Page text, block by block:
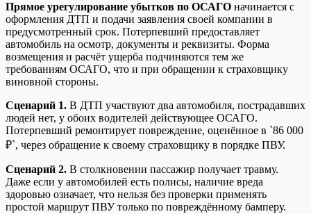
Прямое урегулирование убытков по ОСАГО начинается с
оформления ДТП и подачи заявления своей компании в
предусмотренный срок. Потерпевший предоставляет
автомобиль на осмотр, документы и реквизиты. Форма
возмещения и расчёт ущерба подчиняются тем же
требованиям ОСАГО, что и при обращении к страховщику
виновной стороны.
Сценарий 1. В ДТП участвуют два автомобиля, пострадавших
людей нет, у обоих водителей действующее ОСАГО.
Потерпевший ремонтирует повреждение, оценённое в `86 000
₽`, через обращение к своему страховщику в порядке ПВУ.
Сценарий 2. В столкновении пассажир получает травму.
Даже если у автомобилей есть полисы, наличие вреда
здоровью означает, что нельзя без проверки применять
простой маршрут ПВУ только по повреждённому бамперу.